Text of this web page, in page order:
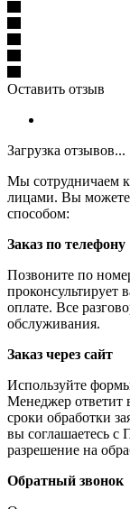
Оставить отзыв
Загрузка отзывов...
Мы сотрудничаем
лицами. Вы можете
способом:
Заказ по телефону
Позвоните по
проконсультирует
оплате. Все
обслуживания.
Заказ через сайт
Используйте
Менеджер ответит
сроки обработки
вы соглашаетесь с
разрешение на
Обратный звонок